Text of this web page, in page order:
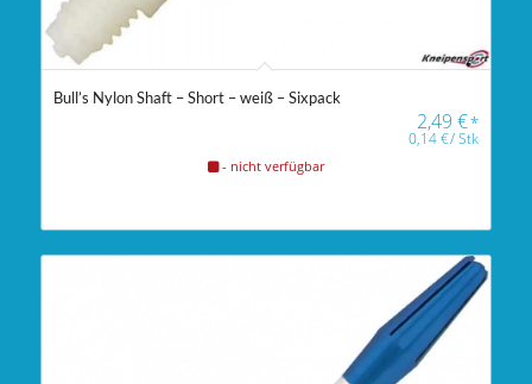
Bull’s Nylon Shaft – Short – weiß – Sixpack
2,49€*
0,14€/Stk
- nicht verfügbar